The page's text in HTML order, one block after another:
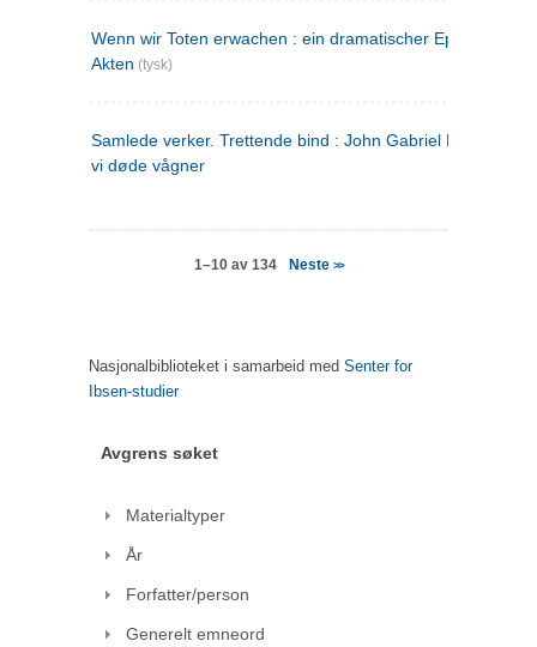
Wenn wir Toten erwachen : ein dramatischer Epilog in drei
Akten (tysk)
Samlede verker. Trettende bind : John Gabriel Borkman ;
vi døde vågner
1–10 av 134 Neste >>
Nasjonalbiblioteket i samarbeid med Senter for
Ibsen-studier
Avgrens søket
Materialtyper
År
Forfatter/person
Generelt emneord